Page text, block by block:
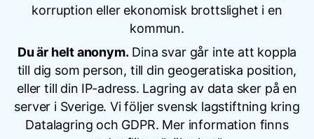
korruption eller ekonomisk brottslighet i en
kommun.
Du är helt anonym. Dina svar går inte att koppla
till dig som person, till din geogeratiska position,
eller till din IP-adress. Lagring av data sker på en
server i Sverige. Vi följer svensk lagstiftning kring
Datalagring och GDPR. Mer information finns